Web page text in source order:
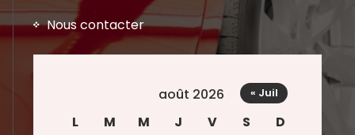
Nous contacter
août 2026
L
M M J V S
D
« Juil